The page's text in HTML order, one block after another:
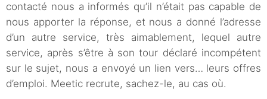
contacté nous a informés qu’il n’était pas capable de
nous apporter la réponse, et nous a donné l’adresse
d’un autre service, très aimablement, lequel autre
service, après s’être à son tour déclaré incompétent
sur le sujet, nous a envoyé un lien vers… leurs offres
d’emploi. Meetic recrute, sachez-le, au cas où.